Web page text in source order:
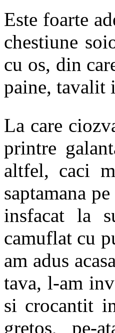
Este foarte
chestiune
cu os, din
paine, tavalit
La care
printre
altfel, caci
saptamana
insfacat la
camuflat cu
am adus
tava, l-am
si crocantit
gretos, pe-